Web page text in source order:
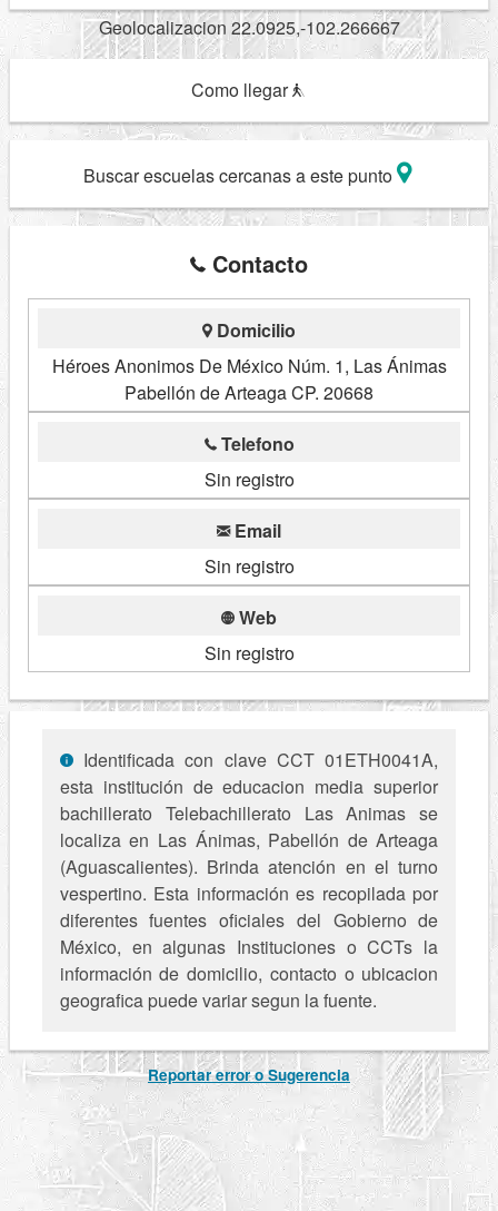
Geolocalizacion 22.0925,-102.266667
Como llegar
Buscar escuelas cercanas a este punto
Contacto
Domicilio
Héroes Anonimos De México Núm. 1, Las Ánimas
Pabellón de Arteaga CP. 20668
Telefono
Sin registro
Email
Sin registro
Web
Sin registro
Identificada con clave CCT 01ETH0041A,
esta institución de educacion media superior
bachillerato Telebachillerato Las Animas se
localiza en Las Ánimas, Pabellón de Arteaga
(Aguascalientes). Brinda atención en el turno
vespertino. Esta información es recopilada por
diferentes fuentes oficiales del Gobierno de
México, en algunas Instituciones o CCTs la
información de domicilio, contacto o ubicacion
geografica puede variar segun la fuente.
Reportar error o Sugerencia